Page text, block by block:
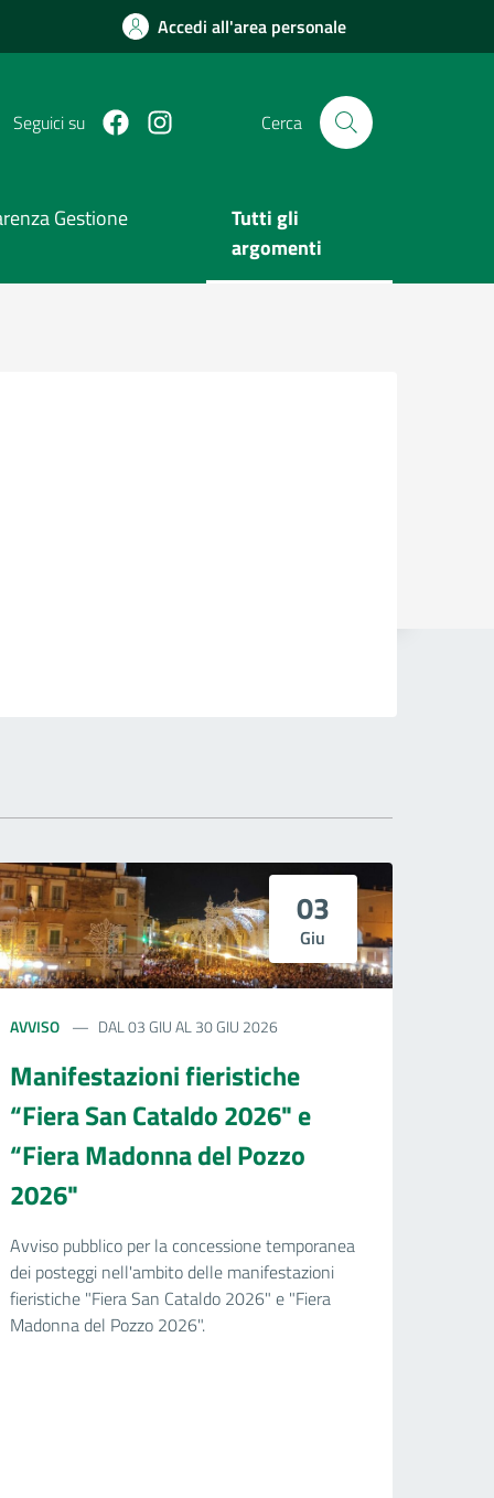
Accedi all'area personale
Seguici su FacebookInstagram Cerca
Gestione
Tutti gli
argomenti
03
Giu
AVVISO DAL 03 GIU AL 30 GIU 2026
Manifestazioni fieristiche
“Fiera San Cataldo 2026" e
“Fiera Madonna del Pozzo
2026"
Avviso pubblico per la concessione temporanea
dei posteggi nell'ambito delle manifestazioni
fieristiche "Fiera San Cataldo 2026" e "Fiera
Madonna del Pozzo 2026".